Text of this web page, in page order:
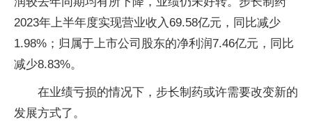
2023年上半年度实现营业收入69.58亿元，同比减少
1.98%；归属于上市公司股东的净利润7.46亿元，同比
减少8.83%。
在业绩亏损的情况下，步长制药或许需要改变新的
发展方式了。